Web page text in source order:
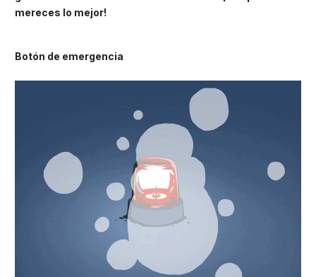
mereces lo mejor!
Botón de emergencia